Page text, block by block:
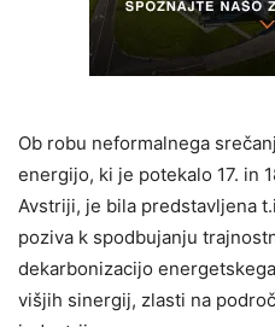
Ob robu neformalnega
energijo, ki je potekalo 17. in
Avstriji, je bila predstavljena
poziva k spodbujanju
dekarbonizacijo
višjih sinergij, zlasti na